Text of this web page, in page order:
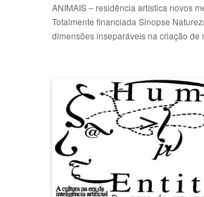
ANIMAIS – residência artística novos
Totalmente financiada Sinopse
dimensões inseparáveis na criação